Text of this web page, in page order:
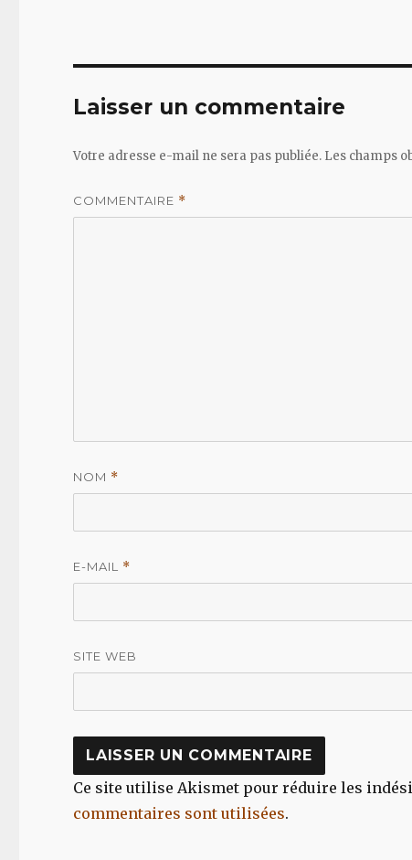
Laisser un commentaire
Votre adresse e-mail ne sera pas publiée. Les champs
COMMENTAIRE *
NOM *
E-MAIL *
SITE WEB
Ce site utilise Akismet pour réduire les
commentaires sont utilisées.